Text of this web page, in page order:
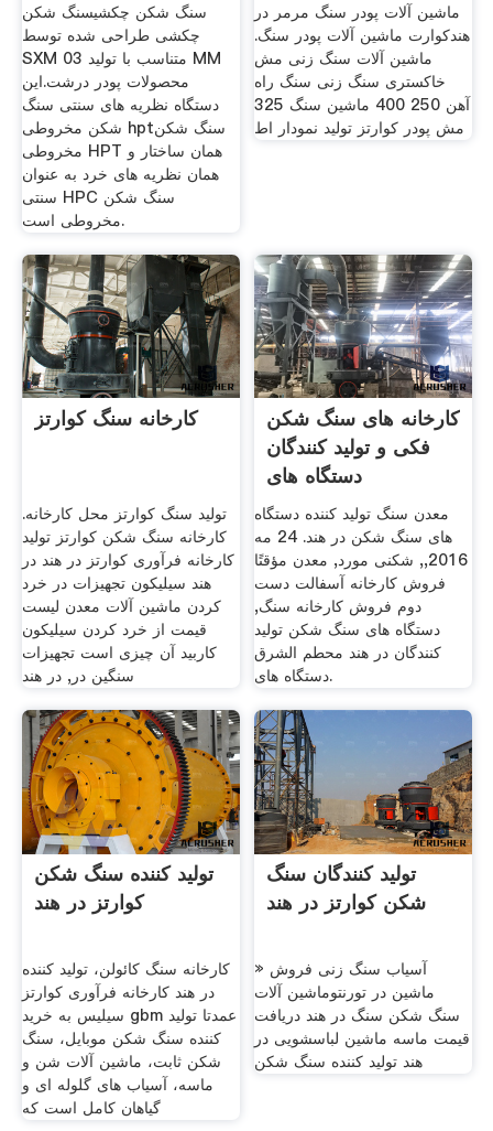
سنگ شکن چکشیسنگ شکن
چکشی طراحی شده توسط
SXM متناسب با تولید 03 MM
محصولات پودر درشت.این
دستگاه نظریه های سنتی سنگ
شکن مخروطی hptسنگ شکن
مخروطی HPT همان ساختار و
همان نظریه های خرد به عنوان
سنتی HPC سنگ شکن
مخروطی است.
ماشین آلات پودر سنگ مرمر در
هندکوارت ماشین آلات پودر سنگ.
ماشین آلات سنگ زنی مش
خاکستری سنگ زنی سنگ راه
آهن 250 400 ماشین سنگ 325
مش پودر کوارتز تولید نمودار اط
کارخانه سنگ کوارتز
تولید سنگ کوارتز محل کارخانه.
کارخانه سنگ شکن کوارتز تولید
کارخانه فرآوری کوارتز در هند در
هند سیلیکون تجهیزات در خرد
کردن ماشین آلات معدن لیست
قیمت از خرد کردن سیلیکون
کاربید آن چیزی است تجهیزات
سنگین در, در هند
کارخانه های سنگ شکن
فکی و تولید کنندگان
دستگاه های
معدن سنگ تولید کننده دستگاه
های سنگ شکن در هند. 24 مه
2016,, شکنی مورد, معدن مؤقتًا
فروش کارخانه آسفالت دست
دوم فروش کارخانه سنگ,
دستگاه های سنگ شکن تولید
کنندگان در هند محطم الشرق
دستگاه های.
تولید کننده سنگ شکن
کوارتز در هند
کارخانه سنگ کائولن، تولید کننده
در هند کارخانه فرآوری کوارتز
سیلیس به خرید gbm عمدتا تولید
کننده سنگ شکن موبایل، سنگ
شکن ثابت، ماشین آلات شن و
ماسه، آسیاب های گلوله ای و
گیاهان کامل است که
تولید کنندگان سنگ
شکن کوارتز در هند
» آسیاب سنگ زنی فروش
ماشین در تورنتوماشین آلات
سنگ شکن سنگ در هند دریافت
قیمت ماسه ماشین لباسشویی در
هند تولید کننده سنگ شکن